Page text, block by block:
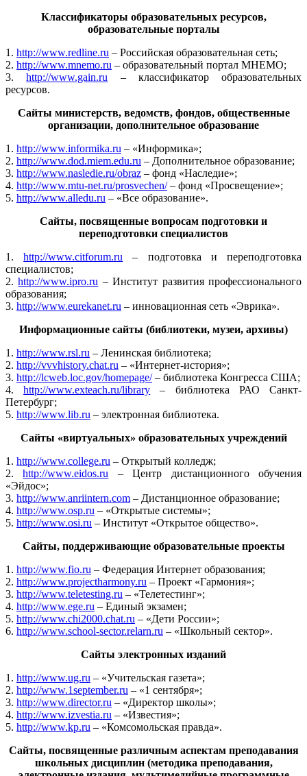
Классификаторы образовательных ресурсов,
образовательные порталы
1. http://www.redline.ru – Российская образовательная сеть;
2. http://www.mnemo.ru – образовательный портал МНЕМО;
3.http://www.gain.ru – классификатор образовательных
ресурсов.
Сайты министерств, ведомств, фондов, общественные
организации, дополнительное образование
1. http://www.informika.ru – «Информика»;
2. http://www.dod.miem.edu.ru – Дополнительное образование;
3. http://www.nasledie.ru/obraz – фонд «Наследие»;
4. http://www.mtu-net.ru/prosvechen/– фонд «Просвещение»;
5. http://www.alledu.ru – «Все образование».
Сайты, посвященные вопросам подготовки и
переподготовки специалистов
1.http://www.citforum.ru – подготовка и переподготовка
специалистов;
2.http://www.ipro.ru – Институт развития профессионального
образования;
3. http://www.eurekanet.ru – инновационная сеть «Эврика».
Информационные сайты (библиотеки, музеи, архивы)
1. http://www.rsl.ru – Ленинская библиотека;
2. http://vvvhistory.chat.ru – «Интернет-история»;
3. http://lcweb.loc.gov/homepage/– библиотека Конгресса США;
4.http://www.exteach.ru/library – библиотека РАО Санкт-
Петербург;
5. http://www.lib.ru – электронная библиотека.
Сайты «виртуальных» образовательных учреждений
1. http://www.college.ru – Открытый колледж;
2.http://www.eidos.ru – Центр дистанционного обучения
«Эйдос»;
3. http://www.anriintern.com – Дистанционное образование;
4. http://www.osp.ru – «Открытые системы»;
5. http://www.osi.ru – Институт «Открытое общество».
Сайты, поддерживающие образовательные проекты
1. http://www.fio.ru – Федерация Интернет образования;
2. http://www.projectharmony.ru – Проект «Гармония»;
3. http://www.teletesting.ru – «Телетестинг»;
4. http://www.ege.ru – Единый экзамен;
5. http://www.chi2000.chat.ru – «Дети России»;
6. http://www.school-sector.relarn.ru – «Школьный сектор».
Сайты электронных изданий
1. http://www.ug.ru – «Учительская газета»;
2. http://www.1september.ru – «1 сентября»;
3. http://www.director.ru – «Директор школы»;
4. http://www.izvestia.ru – «Известия»;
5. http://www.kp.ru – «Комсомольская правда».
Сайты, посвященные различным аспектам преподавания
школьных дисциплин (методика преподавания,